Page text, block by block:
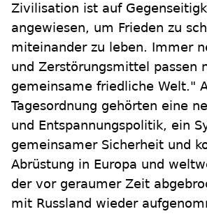
Zivilisation ist auf
angewiesen, um Frieden zu
miteinander zu leben. Immer
und Zerstörungsmittel passen
gemeinsame friedliche Welt."
Tagesordnung gehörten eine
und Entspannungspolitik, ein
gemeinsamer Sicherheit und
Abrüstung in Europa und
der vor geraumer Zeit
mit Russland wieder